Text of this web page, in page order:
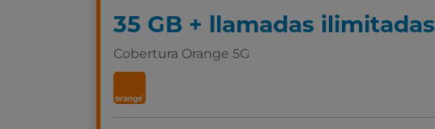
35 GB + llamadas ilimitadas
Cobertura Orange 5G